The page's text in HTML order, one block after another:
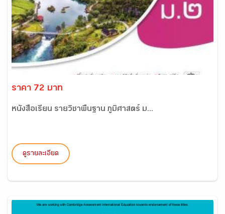
ราคา 72 บาท
หนังสือเรียน รายวิชาพื้นฐาน ภูมิศาสตร์ ม...
ดูรายละเอียด